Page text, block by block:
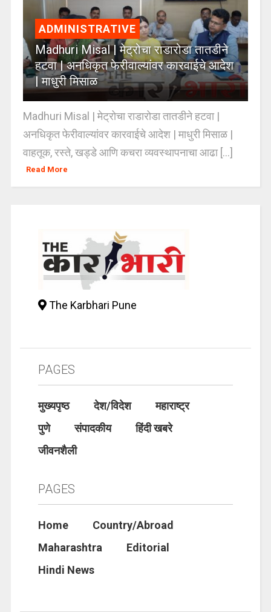
ADMINISTRATIVE
Madhuri Misal | मेट्रोचा राडारोडा तातडीने
हटवा | अनधिकृत फेरीवाल्यांवर कारवाईचे आदेश
| माधुरी मिसाळ
Madhuri Misal | मेट्रोचा राडारोडा तातडीने हटवा |
अनधिकृत फेरीवाल्यांवर कारवाईचे आदेश | माधुरी मिसाळ |
वाहतूक, रस्ते, खड्डे आणि कचरा व्यवस्थापनाचा आढा [...]
Read More
The Karbhari Pune
PAGES
मुख्यपृष्ठ देश/विदेश
महाराष्ट्र
पुणे
संपादकीय
हिंदी खबरे
जीवनशैली
PAGES
Home
Country/Abroad
Maharashtra
Editorial
Hindi News